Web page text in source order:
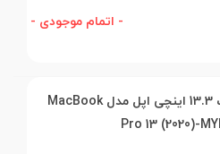
- اتمام موجودی -
لپ تاپ 13.3 اینچی اپل مدل MacBook
Pro 13 (2020)-